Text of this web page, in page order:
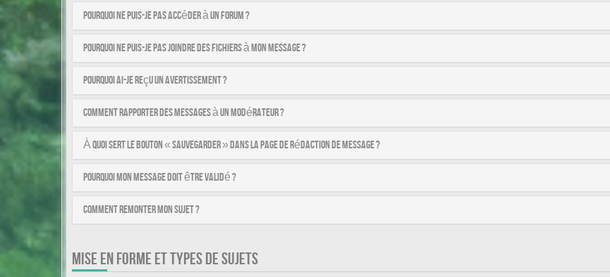
Pourquoi ne puis-je pas accéder à un forum ?
Pourquoi ne puis-je pas joindre des fichiers à mon message ?
Pourquoi ai-je reçu un avertissement ?
Comment rapporter des messages à un modérateur ?
À quoi sert le bouton « Sauvegarder » dans la page de rédaction de message ?
Pourquoi mon message doit être validé ?
Comment remonter mon sujet ?
MISE EN FORME ET TYPES DE SUJETS